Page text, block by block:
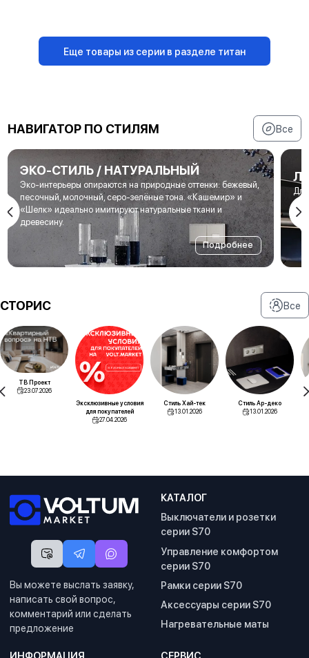
Еще товары из серии в разделе титан
НАВИГАТОР ПО СТИЛЯМ Все
ЭКО-СТИЛЬ / НАТУРАЛЬНЫЙ
Эко-интерьеры опираются на природные оттенки: бежевый,
песочный, молочный, серо-зелёные тона. «Кашемир» и
«Шелк» идеально имитируют натуральные ткани и
древесину.
Подробнее
Для
СТОРИС Все
ТВ Проект
23.07.2026
Эксклюзивные условия
для покупателей
27.04.2026
Стиль Хай-тек
13.01.2026
Стиль Ар-деко
13.01.2026
Вы можете выслать заявку,
написать свой вопрос,
комментарий или сделать
предложение
КАТАЛОГ
Выключатели и розетки
серии S70
Управление комфортом
серии S70
Рамки серии S70
Аксессуары серии S70
Нагревательные маты